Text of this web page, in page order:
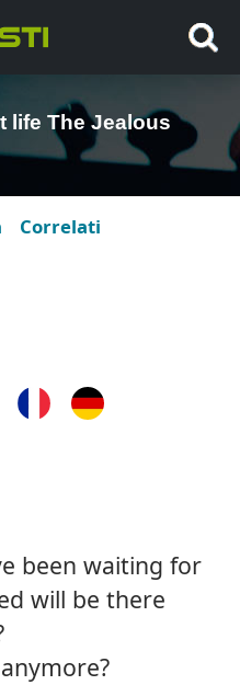
life The Jealous
Correlati
been waiting for
will be there